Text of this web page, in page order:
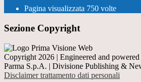
Pagina visualizzata 750 volte
Sezione Copyright
Copyright 2026 | Engineered and
Parma S.p.A. | Divisione Publishing &
Disclaimer trattamento dati personali